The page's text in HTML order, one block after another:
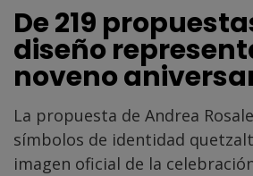
De 219
diseño
noveno
La propuesta de Andrea
símbolos de identidad
imagen oficial de la